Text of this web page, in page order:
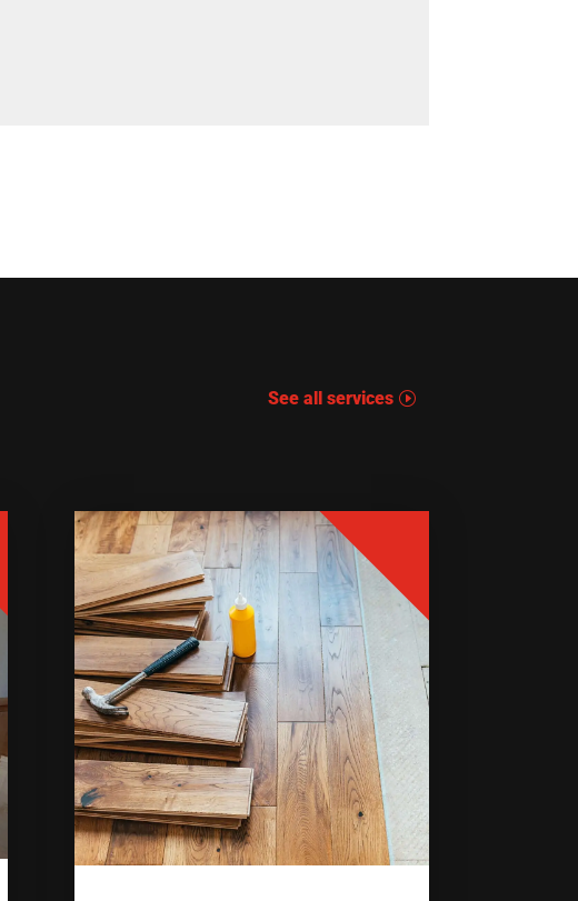
See all services